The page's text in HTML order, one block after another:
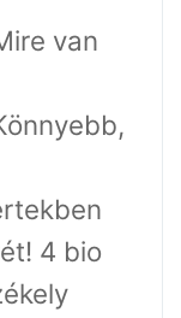
van
4 bio